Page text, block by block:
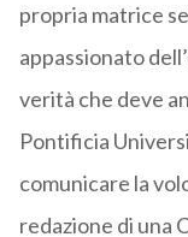
propria matrice
appassionato
verità che deve
Pontificia
comunicare la
redazione di una